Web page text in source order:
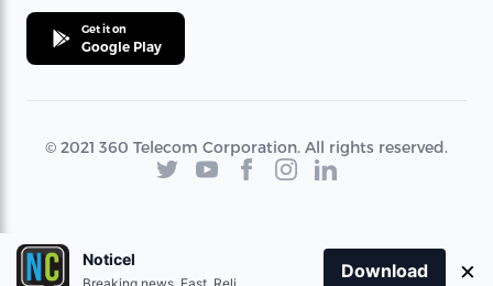
Get it on
Google Play
© 2021 360 Telecom Corporation. All rights reserved.
Noticel
Download ×